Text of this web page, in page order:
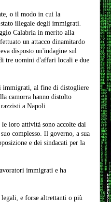
o il modo in cui la
illegale degli immigrati.
Calabria in merito alla
un attacco dinamitardo
disposto un'indagine sul
tre uomini d'affari locali e due
immigrati, al fine di distogliere
camorra hanno distolto
a Napoli.
le loro attività sono accolte dal
complesso. Il governo, a sua
e dei sindacati per la
immigrati e ha
e forse altrettanti o più